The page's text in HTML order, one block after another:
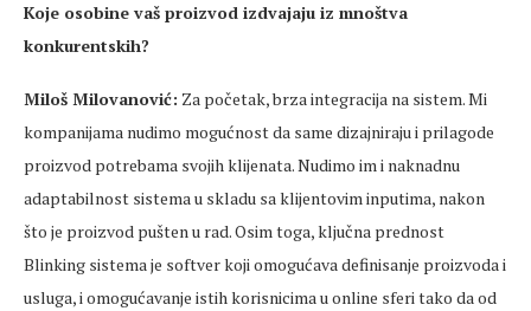
Koje osobine vaš proizvod izdvajaju iz mnoštva
konkurentskih?
Miloš Milovanović: Za početak, brza integracija na sistem. Mi
kompanijama nudimo mogućnost da same dizajniraju i prilagode
proizvod potrebama svojih klijenata. Nudimo im i naknadnu
adaptabilnost sistema u skladu sa klijentovim inputima, nakon
što je proizvod pušten u rad. Osim toga, ključna prednost
Blinking sistema je softver koji omogućava definisanje proizvoda i
usluga, i omogućavanje istih korisnicima u online sferi tako da od